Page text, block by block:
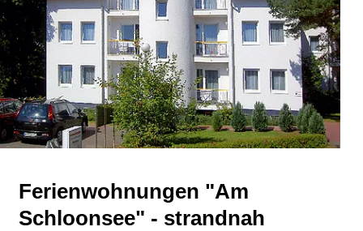
Ferienwohnungen "Am
Schloonsee" - strandnah